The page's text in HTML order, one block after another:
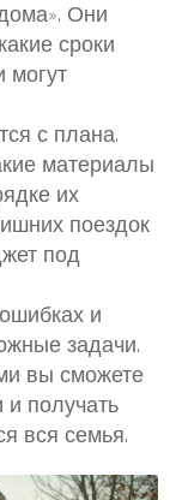
Они
сроки
могут
с плана.
материалы
их
поездок
под
и
задачи.
вы сможете
и получать
вся семья.